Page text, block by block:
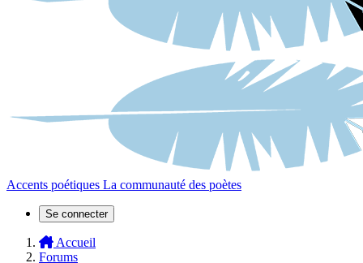
Accents poétiques La communauté des poètes
Se connecter
Accueil
Forums